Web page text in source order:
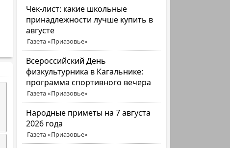
Чек-лист: какие школьные
принадлежности лучше купить в
августе
Газета «Приазовье»
Всероссийский День
физкультурника в Кагальнике:
программа спортивного вечера
Газета «Приазовье»
Народные приметы на 7 августа
2026 года
Газета «Приазовье»